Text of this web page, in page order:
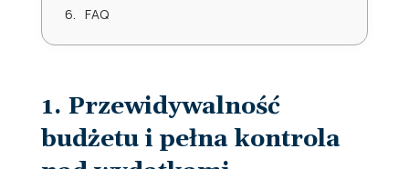
FAQ
1. Przewidywalność
budżetu i pełna kontrola